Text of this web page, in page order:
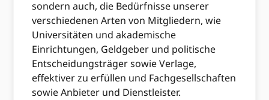
sondern auch, die Bedürfnisse unserer
verschiedenen Arten von Mitgliedern, wie
Universitäten und akademische
Einrichtungen, Geldgeber und politische
Entscheidungsträger sowie Verlage,
effektiver zu erfüllen und Fachgesellschaften
sowie Anbieter und Dienstleister.